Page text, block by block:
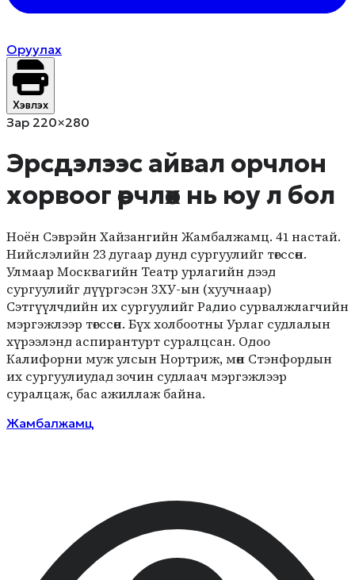
Оруулах
Хэвлэх
Зар 220×280
Эрсдэлээс айвал орчлон
хорвоог өөрчлөх нь юу л бол
Ноён Сэврэйн Хайзангийн Жамбалжамц. 41 настай.
Нийслэлийн 23 дугаар дунд сургуулийг төгссөн.
Улмаар Москвагийн Театр урлагийн дээд
сургуулийг дүүргэсэн ЗХУ-ын (хуучнаар)
Сэтгүүлчдийн их сургуулийг Радио сурвалжлагчийн
мэргэжлээр төгссөн. Бүх холбоотны Урлаг судлалын
хүрээлэнд аспирантурт суралцсан. Одоо
Калифорни муж улсын Нортриж, мөн Стэнфордын
их сургуулиудад зочин судлаач мэргэжлээр
суралцаж, бас ажиллаж байна.
Жамбалжамц